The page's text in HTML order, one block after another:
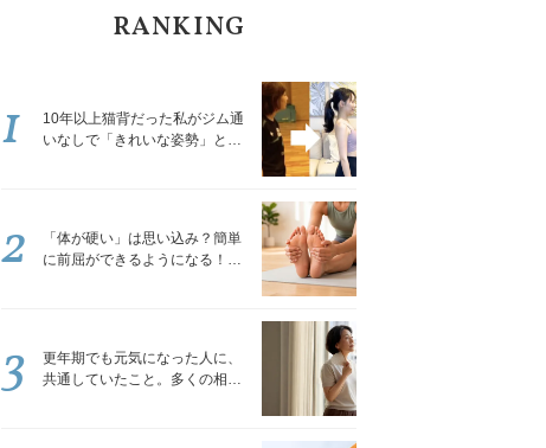
RANKING
10年以上猫背だった私がジム通
いなしで「きれいな姿勢」と褒
1
「体が硬い」は思い込み？簡単
に前屈ができるようになる！腿
2
更年期でも元気になった人に、
共通していたこと。多くの相談
3